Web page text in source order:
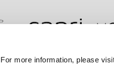
more information, please